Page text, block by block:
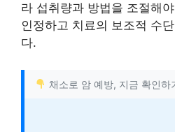
라 섭취량과 방법을 조절해
인정하고 치료의 보조적 수
다.
채소로 암 예방, 지금 확인하